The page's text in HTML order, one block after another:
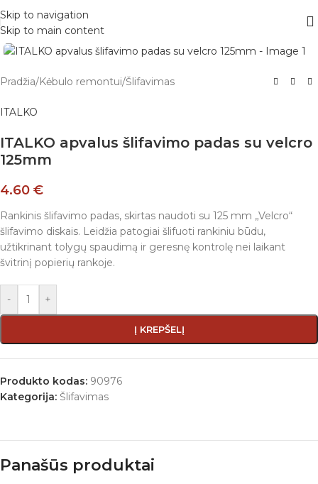
Skip to navigation
Skip to main content
Pradžia/Kėbulo remontui/Šlifavimas
ITALKO
ITALKO apvalus šlifavimo padas su velcro
125mm
4.60 €
Rankinis šlifavimo padas, skirtas naudoti su 125 mm „Velcro“
šlifavimo diskais. Leidžia patogiai šlifuoti rankiniu būdu,
užtikrinant tolygų spaudimą ir geresnę kontrolę nei laikant
švitrinį popierių rankoje.
- +
Į KREPŠELĮ
Produkto kodas: 90976
Kategorija: Šlifavimas
Panašūs produktai